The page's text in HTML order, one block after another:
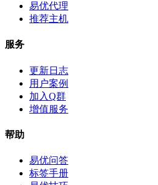
易优代理
推荐主机
服务
更新日志
用户案例
加入Q群
增值服务
帮助
易优问答
标签手册